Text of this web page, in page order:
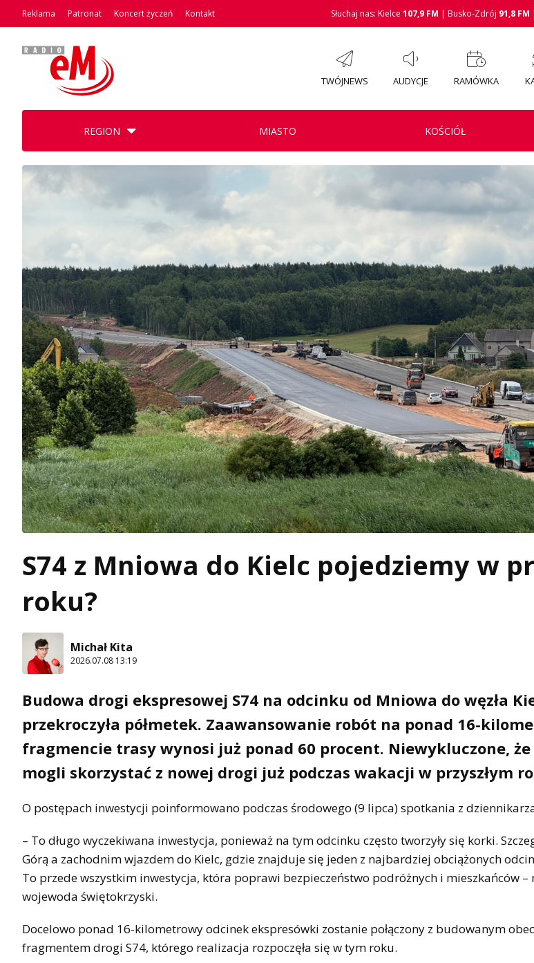
Reklama Patronat Koncert życzeń Kontakt Słuchaj nas: Kielce 107,9 FM | Busko-Zdrój 91,8 FM
TWÓJNEWS AUDYCJE RAMÓWKA
REGION MIASTO KOŚCIÓŁ
S74 z Mniowa do Kielc pojedziemy w
roku?
Michał Kita
2026.07.08 13:19
Budowa drogi ekspresowej S74 na odcinku od Mniowa do węzła
przekroczyła półmetek. Zaawansowanie robót na ponad 16-
fragmencie trasy wynosi już ponad 60 procent. Niewykluczone,
mogli skorzystać z nowej drogi już podczas wakacji w przyszłym
O postępach inwestycji poinformowano podczas środowego (9 lipca) spotkania z
– To długo wyczekiwana inwestycja, ponieważ na tym odcinku często tworzyły się korki.
Górą a zachodnim wjazdem do Kielc, gdzie znajduje się jeden z najbardziej obciążonych
To przede wszystkim inwestycja, która poprawi bezpieczeństwo podróżnych i mieszkańców –
wojewoda świętokrzyski.
Docelowo ponad 16-kilometrowy odcinek ekspresówki zostanie połączony z budowanym
fragmentem drogi S74, którego realizacja rozpoczęła się w tym roku.